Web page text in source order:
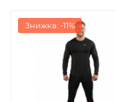
Знижка: -11%